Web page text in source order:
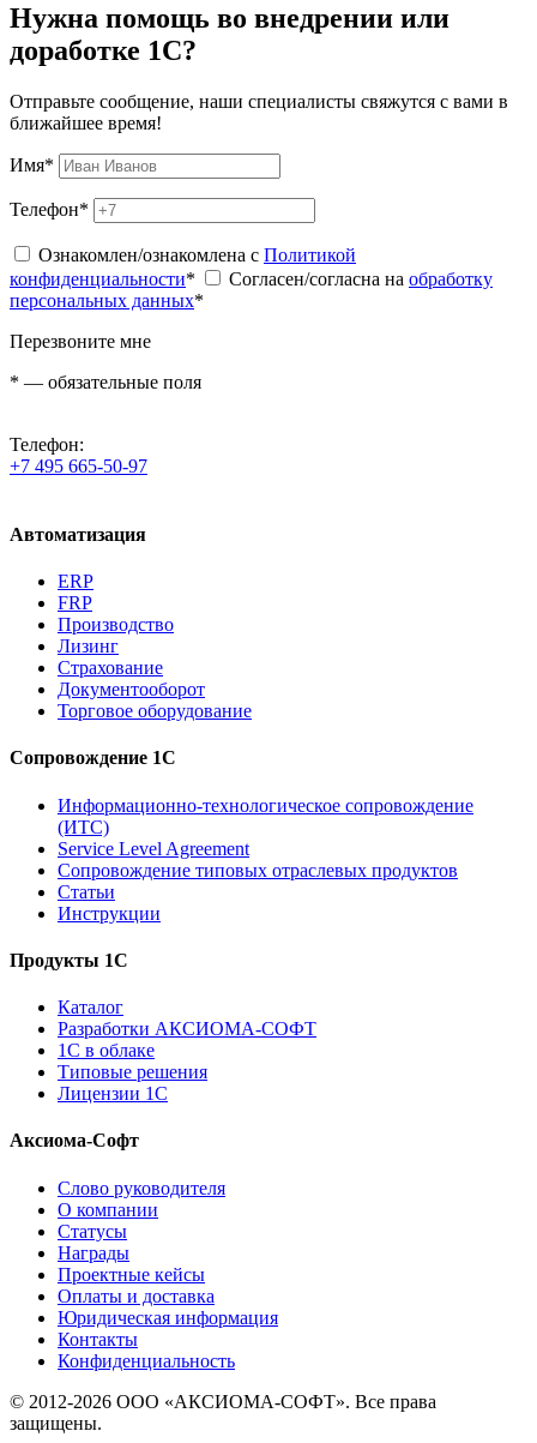
Нужна помощь во внедрении или
доработке 1С?
Отправьте сообщение, наши специалисты свяжутся с вами в
ближайшее время!
Имя*
Телефон*
Ознакомлен/ознакомлена с Политикой
конфиденциальности* Согласен/согласна на обработку
персональных данных*
Перезвоните мне
* — обязательные поля
Телефон:
+7 495 665-50-97
Автоматизация
ERP
FRP
Производство
Лизинг
Страхование
Документооборот
Торговое оборудование
Сопровождение 1С
Информационно-технологическое сопровождение
(ИТС)
Service Level Agreement
Сопровождение типовых отраслевых продуктов
Статьи
Инструкции
Продукты 1С
Каталог
Разработки АКСИОМА-СОФТ
1С в облаке
Типовые решения
Лицензии 1С
Аксиома-Софт
Слово руководителя
О компании
Статусы
Награды
Проектные кейсы
Оплаты и доставка
Юридическая информация
Контакты
Конфиденциальность
© 2012-2026 ООО «АКСИОМА-СОФТ». Все права
защищены.